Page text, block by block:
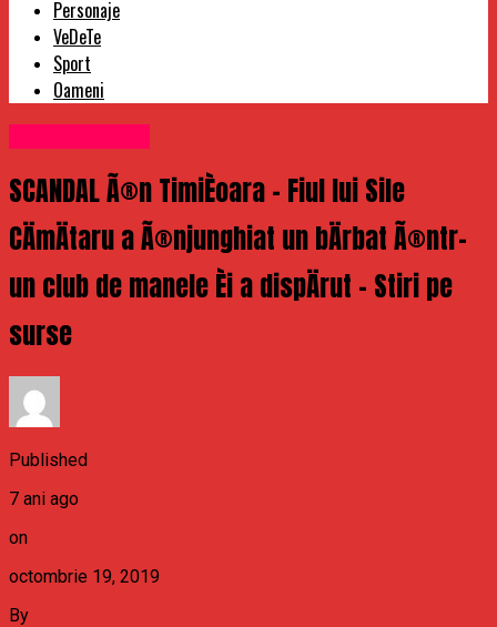
Personaje
VeDeTe
Sport
Oameni
SCANDAL Ã®n TimiÈoara – Fiul lui Sile
CÄmÄtaru a Ã®njunghiat un bÄrbat Ã®ntr-
un club de manele Èi a dispÄrut – Stiri pe
surse
Published
7 ani ago
on
octombrie 19, 2019
By